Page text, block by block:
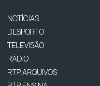
NOTÍCIAS
DESPORTO
TELEVISÃO
RÁDIO
RTP ARQUIVOS